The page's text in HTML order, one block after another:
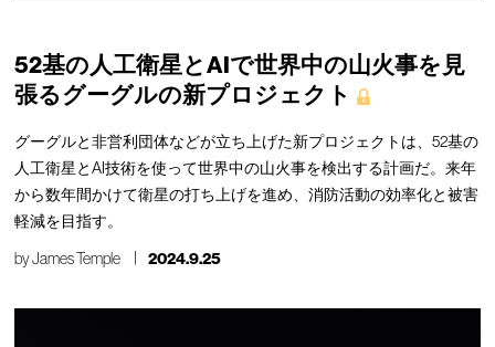
52基の人工衛星とAIで世界中の山火事を見
張るグーグルの新プロジェクト
グーグルと非営利団体などが立ち上げた新プロジェクトは、52基の
人工衛星とAI技術を使って世界中の山火事を検出する計画だ。来年
から数年間かけて衛星の打ち上げを進め、消防活動の効率化と被害
軽減を目指す。
byJames Temple 2024.9.25